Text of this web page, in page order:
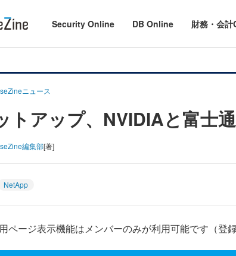
Security Online DB Online 財務・会
ニュース
トアップ、NVIDIAと富士
編集部[著]
NetApp
ページ表示機能はメンバーのみが利用可能です（登録